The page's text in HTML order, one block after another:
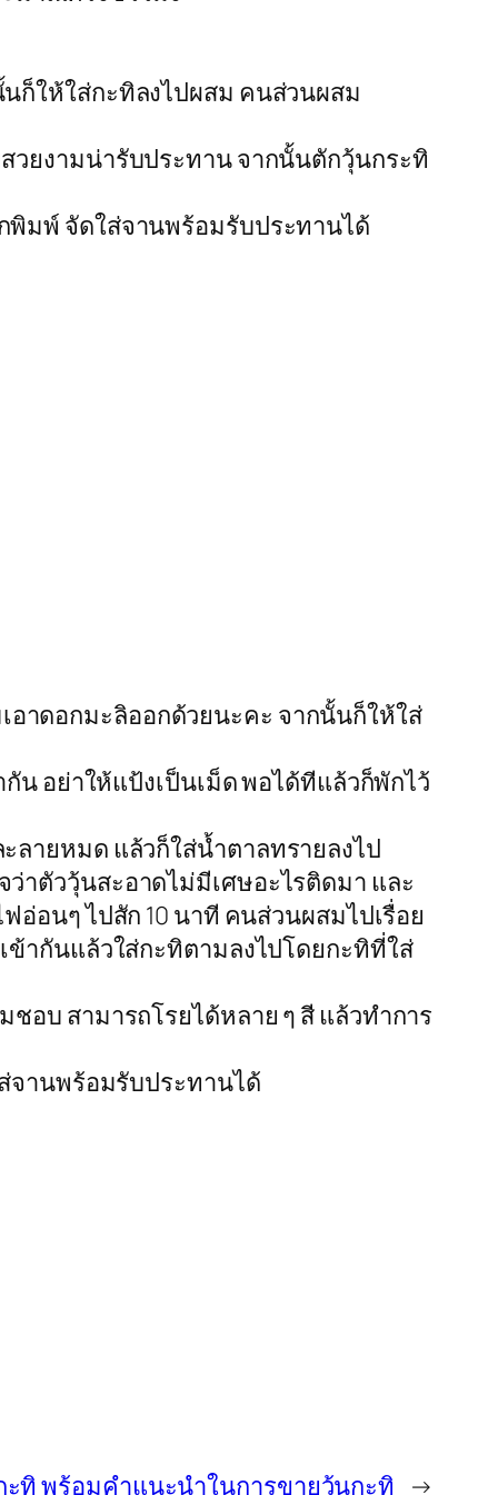
ก็ให้ใส่กะทิลงไปผสม คนส่วนผสม
วยงามน่ารับประทาน จากนั้นตักวุ้นกระทิ
พิมพ์ จัดใส่จานพร้อมรับประทานได้
าดอกมะลิออกด้วยนะคะ จากนั้นก็ให้ใส่
น อย่าให้แป้งเป็นเม็ด พอได้ทีแล้วก็พักไว้
ลายหมด แล้วก็ใส่น้ำตาลทรายลงไป
าตัววุ้นสะอาดไม่มีเศษอะไรติดมา และ
อนๆ ไปสัก 10 นาที คนส่วนผสมไปเรื่อย
ข้ากันแล้วใส่กะทิตามลงไปโดยกะทิที่ใส่
อบ สามารถโรยได้หลาย ๆ สี แล้วทำการ
จานพร้อมรับประทานได้
ทิ พร้อมคำแนะนำในการขายวุ้นกะทิ →